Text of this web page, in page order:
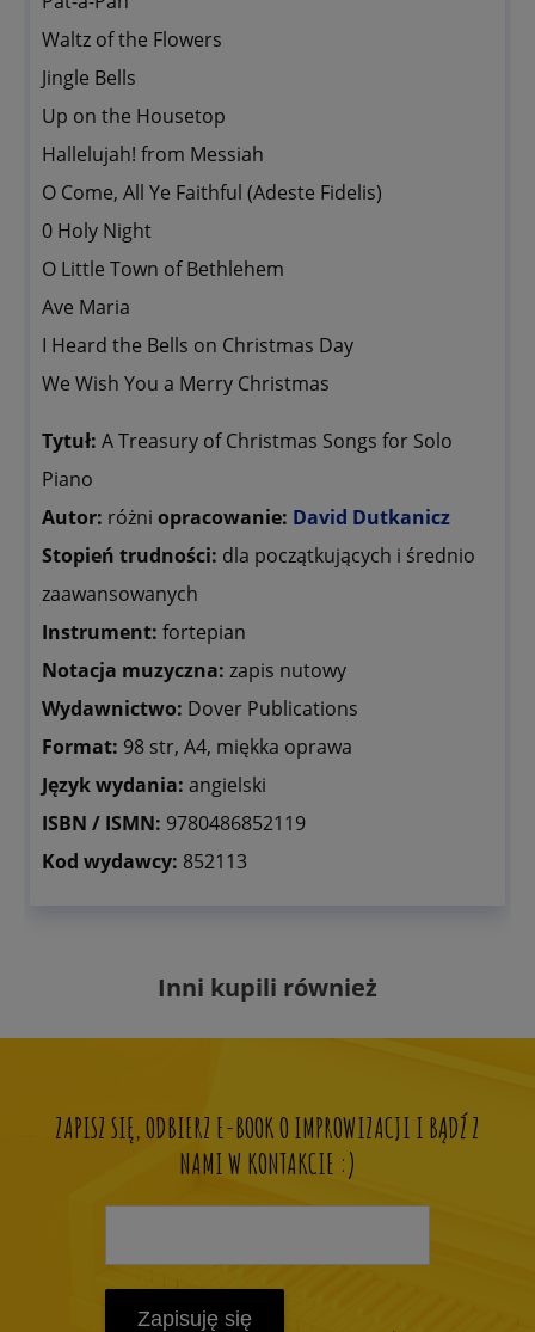
Waltz of the Flowers
Jingle Bells
Up on the Housetop
Hallelujah! from Messiah
O Come, All Ye Faithful (Adeste Fidelis)
0 Holy Night
O Little Town of Bethlehem
Ave Maria
I Heard the Bells on Christmas Day
We Wish You a Merry Christmas
Tytuł: A Treasury of Christmas Songs for Solo
Piano
Autor: różni opracowanie: David Dutkanicz
Stopień trudności: dla początkujących i średnio
zaawansowanych
Instrument: fortepian
Notacja muzyczna: zapis nutowy
Wydawnictwo: Dover Publications
Format: 98 str, A4, miękka oprawa
Język wydania: angielski
ISBN / ISMN: 9780486852119
Kod wydawcy: 852113
Inni kupili również
ZAPISZ SIĘ, ODBIERZ E-BOOK O IMPROWIZACJI I BĄDŹ Z
NAMI W KONTAKCIE :)
Zapisuję się